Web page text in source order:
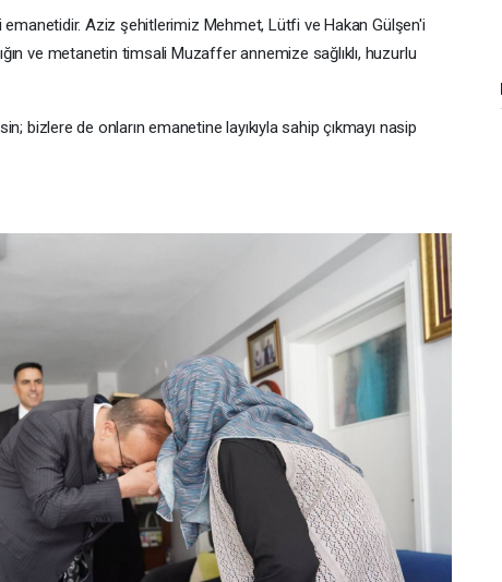
Aziz şehitlerimiz Mehmet, Lütfi ve Hakan Gülşen'i
ve metanetin timsali Muzaffer annemize sağlıklı, huzurlu
bizlere de onların emanetine layıkıyla sahip çıkmayı nasip